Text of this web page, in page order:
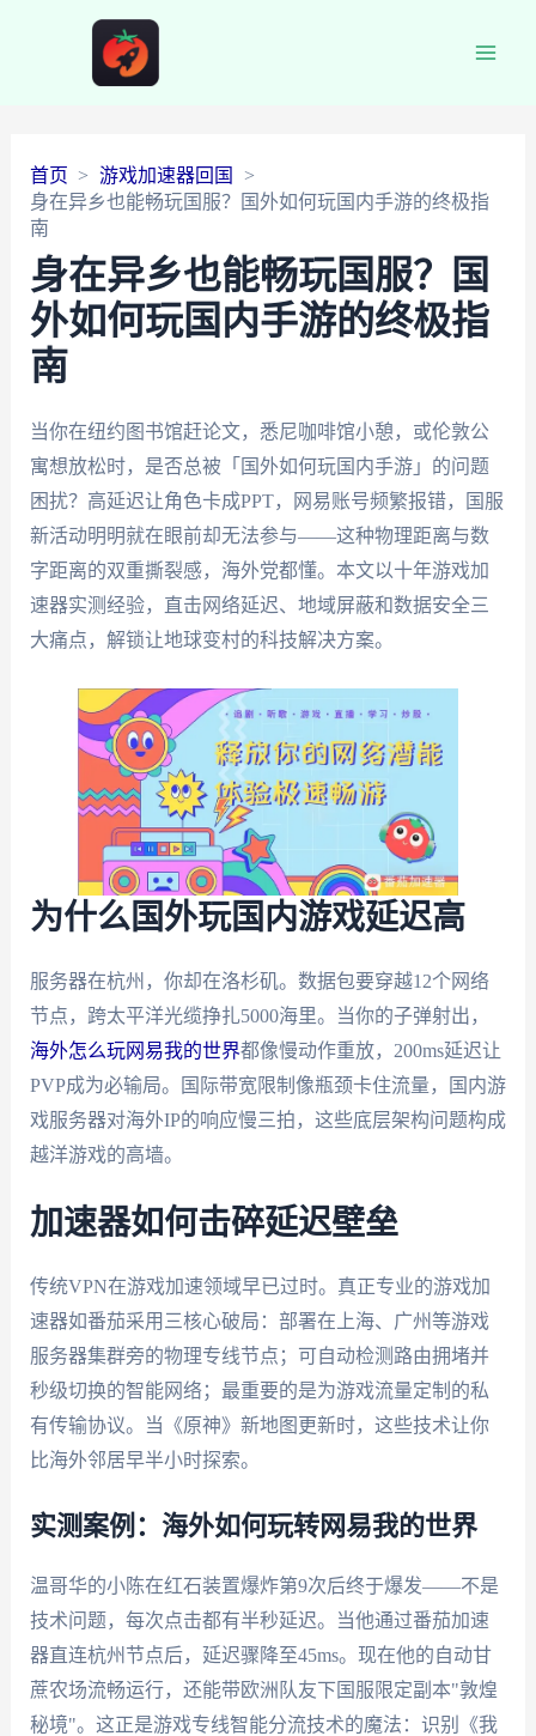
首页
游戏加速器回国
身在异乡也能畅玩国服？国外如何玩国内手游的终极指
南
身在异乡也能畅玩国服？国
外如何玩国内手游的终极指
南
当你在纽约图书馆赶论文，悉尼咖啡馆小憩，或伦敦公
寓想放松时，是否总被「国外如何玩国内手游」的问题
困扰？高延迟让角色卡成PPT，网易账号频繁报错，国服
新活动明明就在眼前却无法参与——这种物理距离与数
字距离的双重撕裂感，海外党都懂。本文以十年游戏加
速器实测经验，直击网络延迟、地域屏蔽和数据安全三
大痛点，解锁让地球变村的科技解决方案。
为什么国外玩国内游戏延迟高
服务器在杭州，你却在洛杉矶。数据包要穿越12个网络
节点，跨太平洋光缆挣扎5000海里。当你的子弹射出，
海外怎么玩网易我的世界都像慢动作重放，200ms延迟让
PVP成为必输局。国际带宽限制像瓶颈卡住流量，国内游
戏服务器对海外IP的响应慢三拍，这些底层架构问题构成
越洋游戏的高墙。
加速器如何击碎延迟壁垒
传统VPN在游戏加速领域早已过时。真正专业的游戏加
速器如番茄采用三核心破局：部署在上海、广州等游戏
服务器集群旁的物理专线节点；可自动检测路由拥堵并
秒级切换的智能网络；最重要的是为游戏流量定制的私
有传输协议。当《原神》新地图更新时，这些技术让你
比海外邻居早半小时探索。
实测案例：海外如何玩转网易我的世界
温哥华的小陈在红石装置爆炸第9次后终于爆发——不是
技术问题，每次点击都有半秒延迟。当他通过番茄加速
器直连杭州节点后，延迟骤降至45ms。现在他的自动甘
蔗农场流畅运行，还能带欧洲队友下国服限定副本"敦煌
秘境"。这正是游戏专线智能分流技术的魔法：识别《我